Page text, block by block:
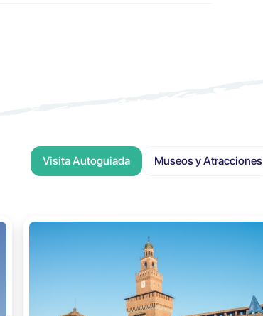
Visita Autoguiada Museos y Atracciones